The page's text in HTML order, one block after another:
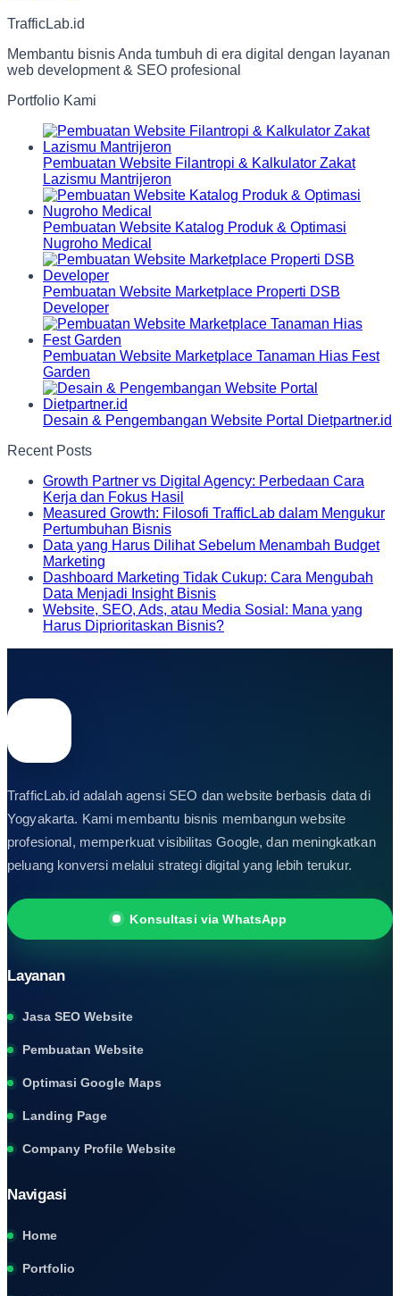
TrafficLab.id
Membantu bisnis Anda tumbuh di era digital dengan layanan
web development & SEO profesional
Portfolio Kami
Pembuatan Website Filantropi & Kalkulator Zakat
Lazismu Mantrijeron
Pembuatan Website Katalog Produk & Optimasi
Nugroho Medical
Pembuatan Website Marketplace Properti DSB
Developer
Pembuatan Website Marketplace Tanaman Hias Fest
Garden
Desain & Pengembangan Website Portal Dietpartner.id
Recent Posts
Growth Partner vs Digital Agency: Perbedaan Cara
Kerja dan Fokus Hasil
Measured Growth: Filosofi TrafficLab dalam Mengukur
Pertumbuhan Bisnis
Data yang Harus Dilihat Sebelum Menambah Budget
Marketing
Dashboard Marketing Tidak Cukup: Cara Mengubah
Data Menjadi Insight Bisnis
Website, SEO, Ads, atau Media Sosial: Mana yang
Harus Diprioritaskan Bisnis?
TrafficLab.id adalah agensi SEO dan website berbasis data di
Yogyakarta. Kami membantu bisnis membangun website
profesional, memperkuat visibilitas Google, dan meningkatkan
peluang konversi melalui strategi digital yang lebih terukur.
Konsultasi via WhatsApp
Layanan
Jasa SEO Website
Pembuatan Website
Optimasi Google Maps
Landing Page
Company Profile Website
Navigasi
Home
Portfolio